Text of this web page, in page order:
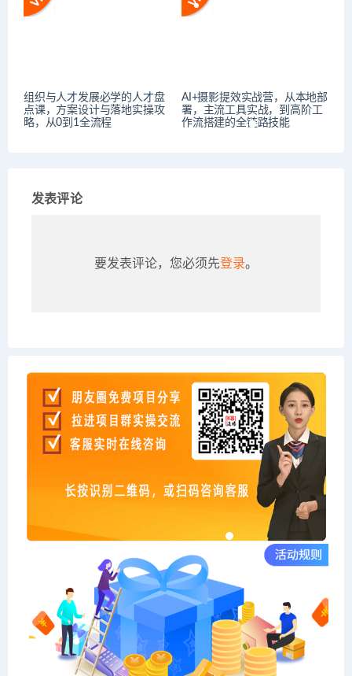
组织与人才发展必学的人才盘
点课，方案设计与落地实操攻
略，从0到1全流程
AI+摄影提效实战营，从本地部
署，主流工具实战，到高阶工
作流搭建的全链路技能
发表评论
要发表评论，您必须先登录。